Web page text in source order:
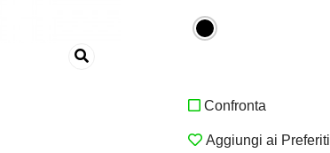
Confronta
Aggiungi ai Preferiti